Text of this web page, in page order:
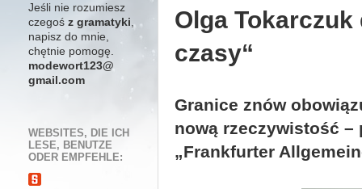
Olga Tokarczuk
czasy“
Granice znów
nową rzeczywistość –
„Frankfurter
Jeśli nie rozumiesz
czegoś z gramatyki
napisz do mnie,
chętnie pomogę.
modewort123@
gmail.com
WEBSITES, DIE ICH
LESE, BENUTZE
ODER EMPFEHLE: